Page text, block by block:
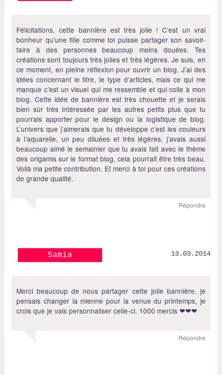
Félicitations, cette bannière est très jolie ! C’est un vrai
bonheur qu’une fille comme toi puisse partager son savoir-
faire à des personnes beaucoup moins douées. Tes
créations sont toujours très jolies et très légères. Je suis, en
ce moment, en pleine réflexion pour ouvrir un blog. J’ai des
idées concernant le titre, le type d’articles, mais ce qui me
manque c’est un visuel qui me ressemble et qui colle à mon
blog. Cette idée de bannière est très chouette et je serais
bien sûr très intéressée par les autres petits plus que tu
pourrais apporter pour le design ou la logistique de blog.
L’univers que j’aimerais que tu développe c’est les couleurs
à l’aquarelle, un peu diluées et très légères, j’avais aussi
beaucoup aimé le semainier que tu avais fait avec le thème
des origamis sur le format blog, cela pourrait être très beau.
Voilà ma petite contribution. Et merci à toi pour ces créations
de grande qualité.
Répondre
Samia 13.03.2014
Merci beaucoup de nous partager cette jolie bannière, je
pensais changer la mienne pour la venue du printemps, je
crois que je vais personnaliser celle-ci. 1000 mercis ❤❤❤
Répondre